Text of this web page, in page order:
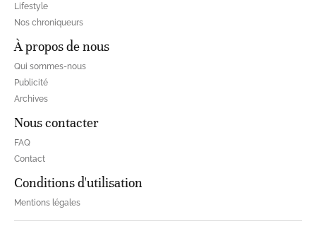
Lifestyle
Nos chroniqueurs
À propos de nous
Qui sommes-nous
Publicité
Archives
Nous contacter
FAQ
Contact
Conditions d'utilisation
Mentions légales